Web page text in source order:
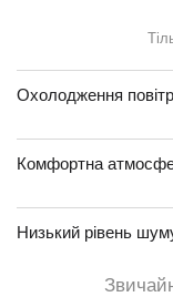
Охолодження
Комфортна
Низький рівень